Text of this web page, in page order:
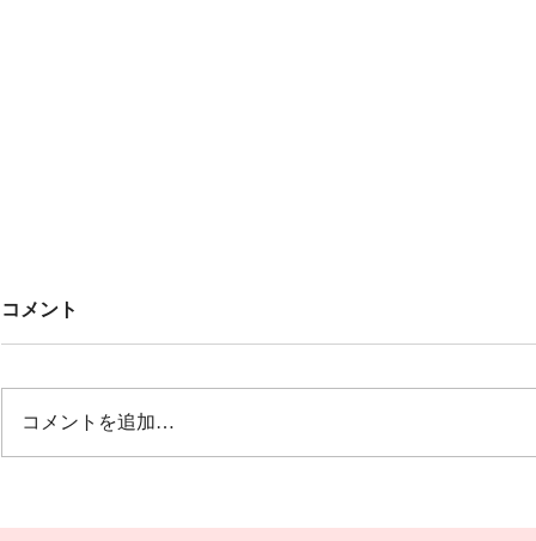
Untitled
オープニング 冬の荒波から🎵風
で すごく盛り上がりました💖💖
💖
コメント
コメントを追加…